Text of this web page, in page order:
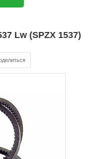
Lw (SPZX 1537)